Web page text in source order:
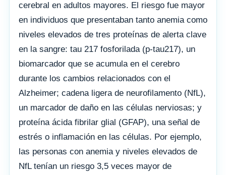
cerebral en adultos mayores. El riesgo fue mayor
en individuos que presentaban tanto anemia como
niveles elevados de tres proteínas de alerta clave
en la sangre: tau 217 fosforilada (p-tau217), un
biomarcador que se acumula en el cerebro
durante los cambios relacionados con el
Alzheimer; cadena ligera de neurofilamento (NfL),
un marcador de daño en las células nerviosas; y
proteína ácida fibrilar glial (GFAP), una señal de
estrés o inflamación en las células. Por ejemplo,
las personas con anemia y niveles elevados de
NfL tenían un riesgo 3,5 veces mayor de